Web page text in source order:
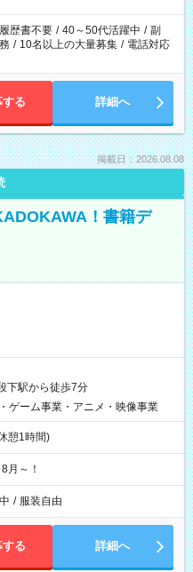
履歴書不要 / 40～50代活躍中 / 副
/ 10名以上の大量募集 / 電話対応
する 詳細へ
掲載日：2026.08.08
！書籍デ
下駅から徒歩7分
ゲーム事業・アニメ・映像事業
憩1時間)
～！
/ 服装自由
する 詳細へ